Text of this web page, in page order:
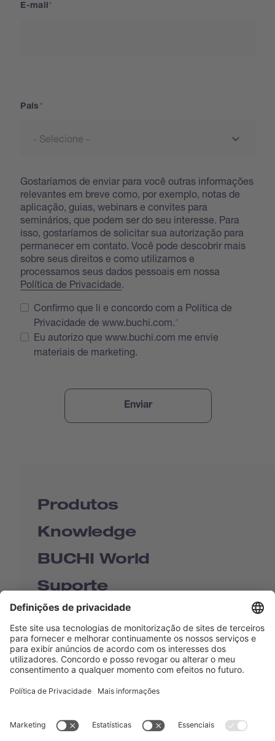
E-mail
País
Gostaríamos de enviar para você outras informações
relevantes em breve como, por exemplo, notas de
aplicação, guias, webinars e convites para
seminários, que podem ser do seu interesse. Para
isso, gostaríamos de solicitar sua autorização para
permanecer em contato. Você pode descobrir mais
sobre seus direitos e como utilizamos e
processamos seus dados pessoais em nossa
Política de Privacidade
Confirmo que li e concordo com a Política de
Privacidade de www.buchi.com.
Eu autorizo que www.buchi.com me envie
materiais de marketing.
Produtos
Knowledge
BUCHI World
Suporte
Shop
Contact us
BUCHI Worldwide